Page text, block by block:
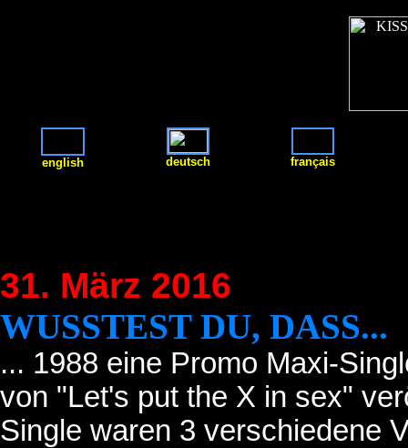
english deutsch français
31. März 2016
WUSSTEST DU, DASS...
... 1988 eine Promo Maxi-
von "Let's put the X in sex"
Single waren 3 verschiedene